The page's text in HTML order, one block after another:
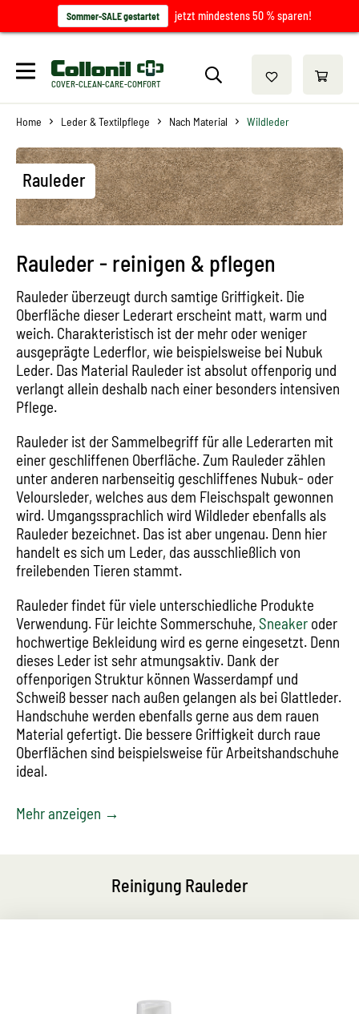
Sommer-SALE gestartet jetzt mindestens 50 % sparen!
COVER-CLEAN-CARE-COMFORT
Home Leder & Textilpflege Nach Material Wildleder
Rauleder
Rauleder - reinigen & pflegen
Rauleder überzeugt durch samtige Griffigkeit. Die
Oberfläche dieser Lederart erscheint matt, warm und
weich. Charakteristisch ist der mehr oder weniger
ausgeprägte Lederflor, wie beispielsweise bei Nubuk
Leder. Das Material Rauleder ist absolut offenporig und
verlangt allein deshalb nach einer besonders intensiven
Pflege.
Rauleder ist der Sammelbegriff für alle Lederarten mit
einer geschliffenen Oberfläche. Zum Rauleder zählen
unter anderen narbenseitig geschliffenes Nubuk- oder
Veloursleder, welches aus dem Fleischspalt gewonnen
wird. Umgangssprachlich wird Wildleder ebenfalls als
Rauleder bezeichnet. Das ist aber ungenau. Denn hier
handelt es sich um Leder, das ausschließlich von
freilebenden Tieren stammt.
Rauleder findet für viele unterschiedliche Produkte
Verwendung. Für leichte Sommerschuhe, Sneaker oder
hochwertige Bekleidung wird es gerne eingesetzt. Denn
dieses Leder ist sehr atmungsaktiv. Dank der
offenporigen Struktur können Wasserdampf und
Schweiß besser nach außen gelangen als bei Glattleder.
Handschuhe werden ebenfalls gerne aus dem rauen
Material gefertigt. Die bessere Griffigkeit durch raue
Oberflächen sind beispielsweise für Arbeitshandschuhe
ideal.
Mehr anzeigen →
Reinigung Rauleder